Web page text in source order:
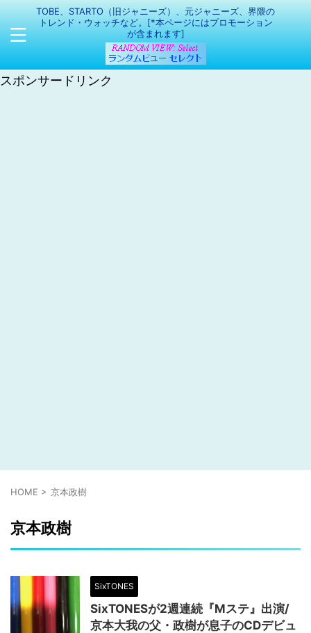
TOBE、STARTO（旧ジャニーズ）、元ジャニーズ、界隈の
トレンド・ウォッチなど。[*本ページにはプロモーション
が含まれます]
スポンサードリンク
HOME > 京本政樹
京本政樹
SixTONES
SixTONESが2週連続『Mステ』出演/
京本大我の父・政樹が息子のCDデビュ